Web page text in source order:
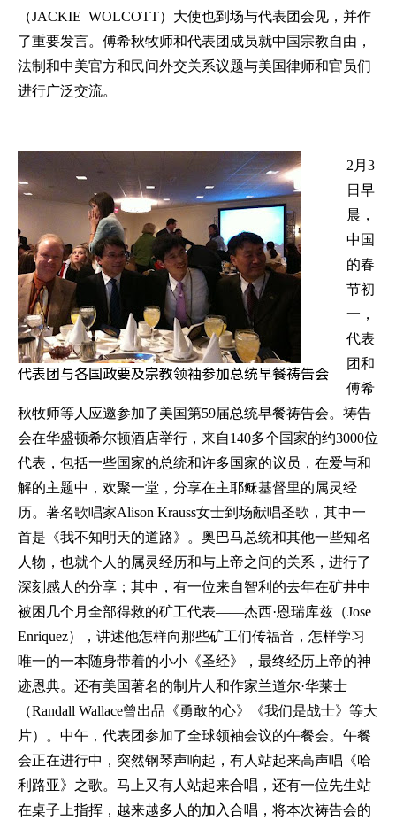
（JACKIE WOLCOTT）大使也到场与代表团会见，并作
了重要发言。傅希秋牧师和代表团成员就中国宗教自由，
法制和中美官方和民间外交关系议题与美国律师和官员们
进行广泛交流。
代表团与各国政要及宗教领袖参加总统早餐祷告会
2 月 3
日早
晨，
中国
的春
节初
一，
代表
团和
傅希
秋牧师等人应邀参加了美国第59届总统早餐祷告会。祷告
会在华盛顿希尔顿酒店举行，来自140多个国家的约3000位
代表，包括一些国家的总统和许多国家的议员，在爱与和
解的主题中，欢聚一堂，分享在主耶稣基督里的属灵经
历。著名歌唱家Alison Krauss女士到场献唱圣歌，其中一
首是《我不知明天的道路》。奥巴马总统和其他一些知名
人物，也就个人的属灵经历和与上帝之间的关系，进行了
深刻感人的分享；其中，有一位来自智利的去年在矿井中
被困几个月全部得救的矿工代表——杰西·恩瑞库兹（Jose
Enriquez），讲述他怎样向那些矿工们传福音，怎样学习
唯一的一本随身带着的小小《圣经》，最终经历上帝的神
迹恩典。还有美国著名的制片人和作家兰道尔·华莱士
（Randall Wallace曾出品《勇敢的心》《我们是战士》等大
片）。中午，代表团参加了全球领袖会议的午餐会。午餐
会正在进行中，突然钢琴声响起，有人站起来高声唱《哈
利路亚》之歌。马上又有人站起来合唱，还有一位先生站
在桌子上指挥，越来越多人的加入合唱，将本次祷告会的